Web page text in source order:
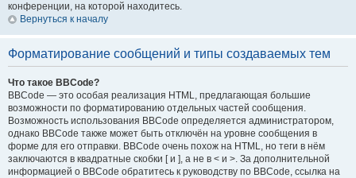
конференции, на которой находитесь.
Вернуться к началу
Форматирование сообщений и типы создаваемых тем
Что такое BBCode?
BBCode — это особая реализация HTML, предлагающая большие
возможности по форматированию отдельных частей сообщения.
Возможность использования BBCode определяется администратором,
однако BBCode также может быть отключён на уровне сообщения в
форме для его отправки. BBCode очень похож на HTML, но теги в нём
заключаются в квадратные скобки [ и ], а не в < и >. За дополнительной
информацией о BBCode обратитесь к руководству по BBCode, ссылка на